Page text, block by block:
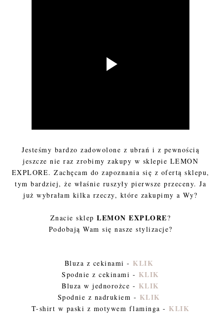
Jesteśmy bardzo zadowolone z ubrań i z pewnością
jeszcze nie raz zrobimy zakupy w sklepie LEMON
EXPLORE. Zachęcam do zapoznania się z ofertą sklepu,
tym bardziej, że właśnie ruszyły pierwsze przeceny. Ja
już wybrałam kilka rzeczy, które zakupimy a Wy?
Znacie sklep LEMON EXPLORE?
Podobają Wam się nasze stylizacje?
Bluza z cekinami - KLIK
Spodnie z cekinami - KLIK
Bluza w jednorożce - KLIK
Spodnie z nadrukiem - KLIK
T-shirt w paski z motywem flaminga - KLIK